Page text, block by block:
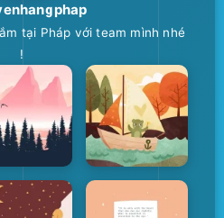
tại Pháp với team mình nhé
!